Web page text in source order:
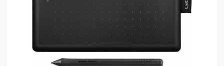
Elektroonika